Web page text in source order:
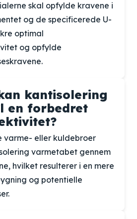
skal opfylde kravene i
og de specificerede U-
optimal
og opfylde
kantisolering
en forbedret
varme- eller kuldebroer
varmetabet gennem
hvilket resulterer i en mere
og potentielle